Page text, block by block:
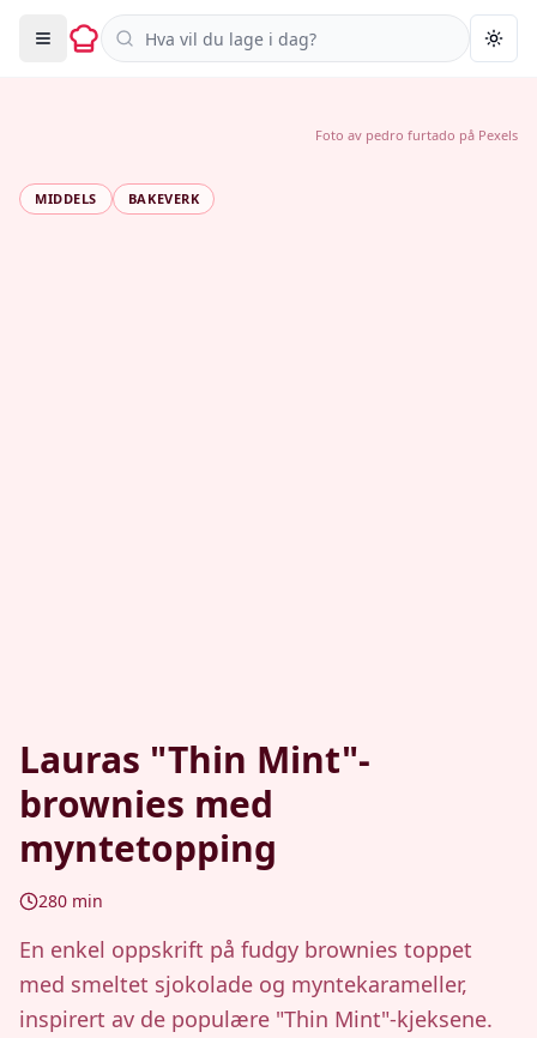
Søk i oppskrifter
MIDDELS BAKEVERK
Lauras "Thin Mint"-
brownies med
myntetopping
280 min
En enkel oppskrift på fudgy brownies toppet
med smeltet sjokolade og myntekarameller,
inspirert av de populære "Thin Mint"-kjeksene.
Foto av pedro furtado på Pexels